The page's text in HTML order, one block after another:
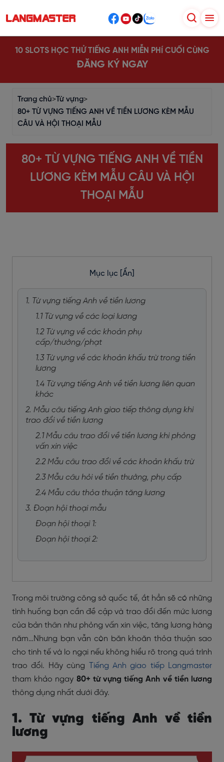
10 SLOTS HỌC THỬ TIẾNG ANH MIỄN PHÍ CUỐI CÙNG
ĐĂNG KÝ NGAY
Trang chủ>Từ vựng>
80+ TỪ VỰNG TIẾNG ANH VỀ TIỀN LƯƠNG KÈM MẪU
CÂU VÀ HỘI THOẠI MẪU
80+ TỪ VỰNG TIẾNG ANH VỀ TIỀN
LƯƠNG KÈM MẪU CÂU VÀ HỘI
THOẠI MẪU
Mục lục [Ẩn]
1. Từ vựng tiếng Anh về tiền lương
1.1 Từ vựng về các loại lương
1.2 Từ vựng về các khoản phụ
cấp/thưởng/phạt
1.3 Từ vựng về các khoản khấu trừ trong tiền
lương
1.4 Từ vựng tiếng Anh về tiền lương liên quan
khác
2. Mẫu câu tiếng Anh giao tiếp thông dụng khi
trao đổi về tiền lương
2.1 Mẫu câu trao đổi về tiền lương khi phỏng
vấn xin việc
2.2 Mẫu câu trao đổi về các khoản khấu trừ
2.3 Mẫu câu hỏi về tiền thưởng, phụ cấp
2.4 Mẫu câu thỏa thuận tăng lương
3. Đoạn hội thoại mẫu
Đoạn hội thoại 1:
Đoạn hội thoại 2:
Trong môi trường công sở quốc tế, ắt hẳn sẽ có những
tình huống bạn cần đề cập và trao đổi đến mức lương
của bản thân như phỏng vấn xin việc, tăng lương hàng
năm…Nhưng bạn vẫn còn băn khoăn thỏa thuận sao
cho tinh tế và lo ngại nếu không hiểu rõ trong quá trình
trao đổi. Hãy cùng
Tiếng Anh giao tiếp Langmaster
tham khảo ngay 80+ từ vựng tiếng Anh về tiền lương
thông dụng nhất dưới đây.
1. Từ vựng tiếng Anh về tiền
lương